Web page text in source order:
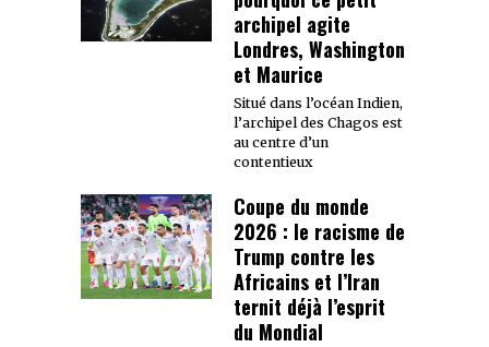
archipel agite
Londres, Washington
et Maurice
Situé dans l’océan Indien,
l’archipel des Chagos est
au centre d’un
contentieux
Coupe du monde
2026 : le racisme de
Trump contre les
Africains et l’Iran
ternit déjà l’esprit
du Mondial